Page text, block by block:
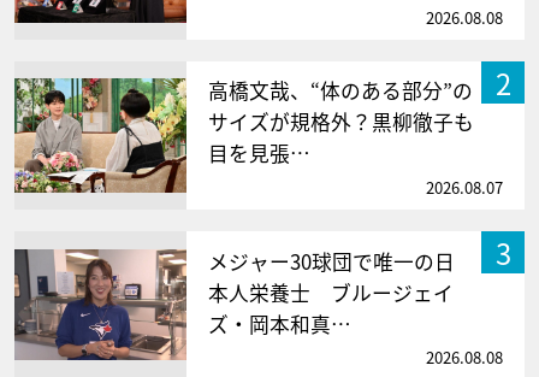
2026.08.08
2
高橋文哉、“体のある部分”の
サイズが規格外？黒柳徹子も
目を見張…
2026.08.07
3
メジャー30球団で唯一の日
本人栄養士 ブルージェイ
ズ・岡本和真…
2026.08.08